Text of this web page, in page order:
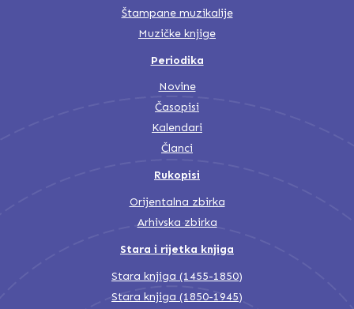
Štampane muzikalije
Muzičke knjige
Periodika
Novine
Časopisi
Kalendari
Članci
Rukopisi
Orijentalna zbirka
Arhivska zbirka
Stara i rijetka knjiga
Stara knjiga (1455-1850)
Stara knjiga (1850-1945)